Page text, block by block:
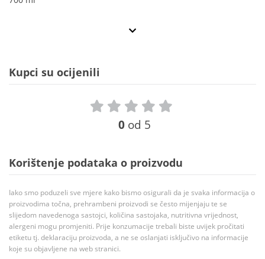
Kupci su ocijenili
0 od 5
Korištenje podataka o proizvodu
Iako smo poduzeli sve mjere kako bismo osigurali da je svaka informacija o
proizvodima točna, prehrambeni proizvodi se često mijenjaju te se
slijedom navedenoga sastojci, količina sastojaka, nutritivna vrijednost,
alergeni mogu promjeniti. Prije konzumacije trebali biste uvijek pročitati
etiketu tj. deklaraciju proizvoda, a ne se oslanjati isključivo na informacije
koje su objavljene na web stranici.